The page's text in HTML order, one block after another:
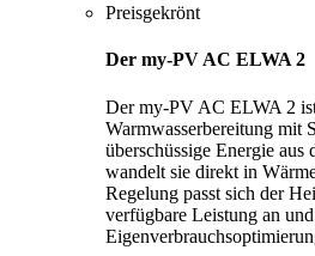
Preisgekrönt
Der my-PV AC ELWA 2
Der my-PV AC ELWA 2
Warmwasserbereitung mit
überschüssige Energie
wandelt sie direkt in
Regelung passt sich der
verfügbare Leistung an